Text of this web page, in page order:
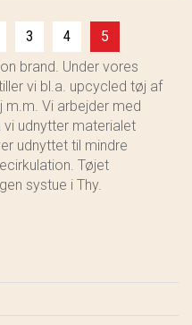
3 4
5
brand. Under vores
vi bl.a. upcycled tøj af
m.m. Vi arbejder med
udnytter materialet
udnyttet til mindre
Tøjet
systue i Thy.